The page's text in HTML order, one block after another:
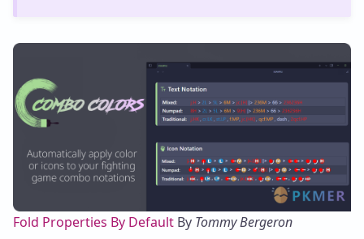
Fold Properties By Default By Tommy Bergeron